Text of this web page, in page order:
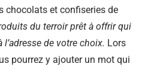
chocolats et confiseries de
du terroir prêt à offrir qui
de votre choix. Lors
pourrez y ajouter un mot qui